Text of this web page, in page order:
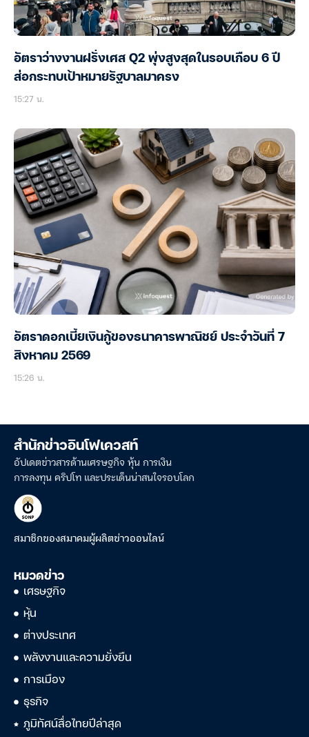
อัตราว่างงานฝรั่งเศส Q2 พุ่งสูงสุดในรอบเกือบ 6 ปี
ส่อกระทบเป้าหมายรัฐบาลมาครง
15:27 น.
อัตราดอกเบี้ยเงินกู้ของธนาคารพาณิชย์ ประจำวันที่ 7
สิงหาคม 2569
15:26 น.
สำนักข่าวอินโฟเควสท์
อัปเดตข่าวสารด้านเศรษฐกิจ หุ้น การเงิน
การลงทุน คริปโท และประเด็นน่าสนใจรอบโลก
สมาชิกของสมาคมผู้ผลิตข่าวออนไลน์
หมวดข่าว
เศรษฐกิจ
หุ้น
ต่างประเทศ
พลังงานและความยั่งยืน
การเมือง
ธุรกิจ
ภูมิทัศน์สื่อไทยปีล่าสุด